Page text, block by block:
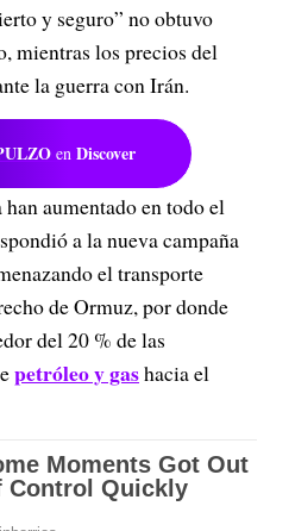
y seguro” no obtuvo
mientras los precios del
la guerra con Irán.
en Discover
aumentado en todo el
a la nueva campaña
el transporte
de Ormuz, por donde
del 20 % de las
petróleo y gashacia el